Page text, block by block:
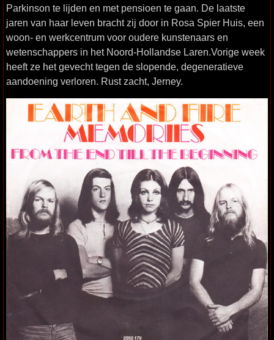
Parkinson te lijden en met pensioen te gaan. De laatste
jaren van haar leven bracht zij door in Rosa Spier Huis, een
woon- en werkcentrum voor oudere kunstenaars en
wetenschappers in het Noord-Hollandse Laren.Vorige week
heeft ze het gevecht tegen de slopende, degeneratieve
aandoening verloren. Rust zacht, Jerney.